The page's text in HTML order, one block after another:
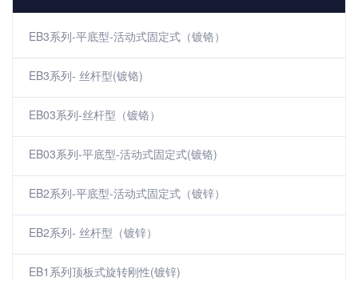
EB3系列-平底型-活动式固定式（镀铬）
EB3系列- 丝杆型(镀铬)
EB03系列-丝杆型（镀铬）
EB03系列-平底型-活动式固定式(镀铬)
EB2系列-平底型-活动式固定式（镀锌）
EB2系列- 丝杆型（镀锌）
EB1系列顶板式旋转刚性(镀锌)